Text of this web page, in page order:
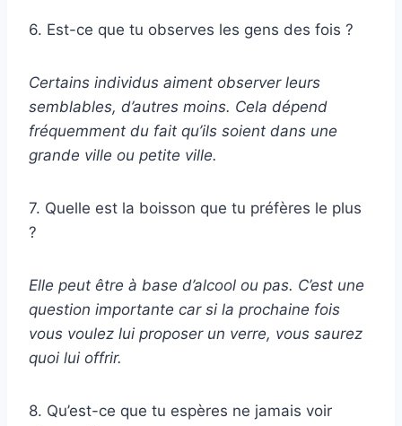
6. Est-ce que tu observes les gens des fois ?
Certains individus aiment observer leurs
semblables, d’autres moins. Cela dépend
fréquemment du fait qu’ils soient dans une
grande ville ou petite ville.
7. Quelle est la boisson que tu préfères le plus
?
Elle peut être à base d’alcool ou pas. C’est une
question importante car si la prochaine fois
vous voulez lui proposer un verre, vous saurez
quoi lui offrir.
8. Qu’est-ce que tu espères ne jamais voir